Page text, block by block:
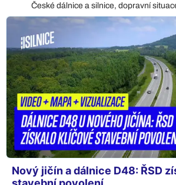
České dálnice a silnice, dopravní
Nový jičín a dálnice D48: ŘSD